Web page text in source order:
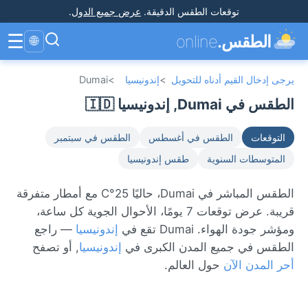
توقعات الطقس الدقيقة. عرض جميع الدول.
الطقس.online
🌐
☰
يرجى إدخال القيم أدناه للتحويل >إندونيسيا >
Dumai
الطقس في Dumai, إندونيسيا 🇮🇩
التوقعات الطقس في أغسطس
الطقس في سبتمبر
المتوسطات السنوية
طقس إندونيسيا
الطقس المباشر في Dumai، حاليًا 25°C مع أمطار متفرقة
قريبة. عرض توقعات 7 يومًا، الأحوال الجوية كل ساعة،
ومؤشر جودة الهواء. Dumai تقع في
إندونيسيا — راجع
الطقس في جميع المدن الكبرى في إندونيسيا, أو تصفح
أحر المدن الآن حول العالم.